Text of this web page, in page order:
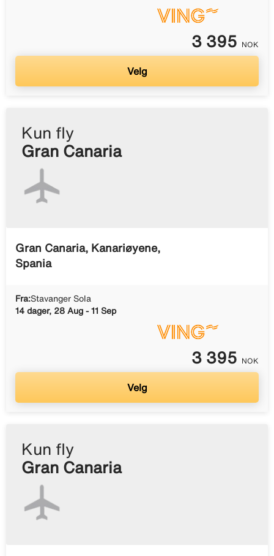
3 395 NOK
Velg
Kun fly
Gran Canaria
Gran Canaria, Kanariøyene,
Spania
Fra:Stavanger Sola
14 dager, 28 Aug - 11 Sep
3 395 NOK
Velg
Kun fly
Gran Canaria